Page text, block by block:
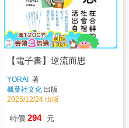
【電子書】逆流而思
YORAI
著
楓葉社文化 出版
2025/12/24 出版
特價 294 元